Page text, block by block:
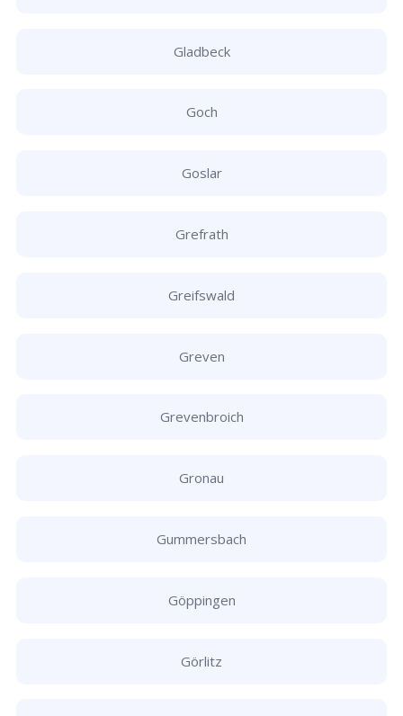
Gladbeck
Goch
Goslar
Grefrath
Greifswald
Greven
Grevenbroich
Gronau
Gummersbach
Göppingen
Görlitz